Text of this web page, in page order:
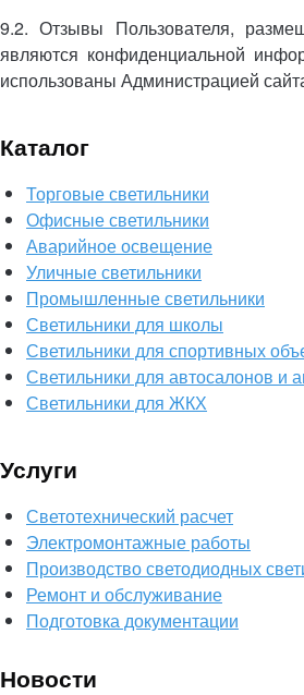
9.2. Отзывы Пользователя,
являются конфиденциальной
использованы Администрацией
Каталог
Торговые светильники
Офисные светильники
Аварийное освещение
Уличные светильники
Промышленные светильники
Светильники для школы
Светильники для спортивных
Светильники для автосалонов и
Светильники для ЖКХ
Услуги
Светотехнический расчет
Электромонтажные работы
Производство светодиодных
Ремонт и обслуживание
Подготовка документации
Новости